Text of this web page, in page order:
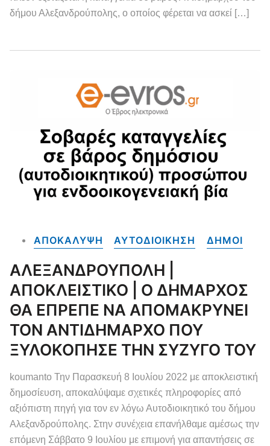
δήμου Αλεξανδρούπολης, ο οποίος φέρεται να ασκεί […]
ΑΠΟΚΑΛΥΨΗ ΑΥΤΟΔΙΟΙΚΗΣΗ ΔΗΜΟΙ
ΑΛΕΞΑΝΔΡΟΥΠΟΛΗ |
ΑΠΟΚΛΕΙΣΤΙΚΟ | Ο ΔΗΜΑΡΧΟΣ
ΘΑ ΕΠΡΕΠΕ ΝΑ ΑΠΟΜΑΚΡΥΝΕΙ
ΤΟΝ ΑΝΤΙΔΗΜΑΡΧΟ ΠΟΥ
ΞΥΛΟΚΟΠΗΣΕ ΤΗΝ ΣΥΖΥΓΟ ΤΟΥ
koumanto Την Παρασκευή 8 Ιουλίου 2022 με αποκλειστική
δημοσίευση, αποκαλύψαμε σχετικές πληροφορίες από
αξιόπιστη πηγή για τον εν λόγω Αυτοδιοικητικό του δήμου
Αλεξανδρούπολης. Στην συνέχεια επανήλθαμε αμέσως την
επόμενη Σάββατο 9 Ιουλίου με επιμονή για απαντήσεις σε